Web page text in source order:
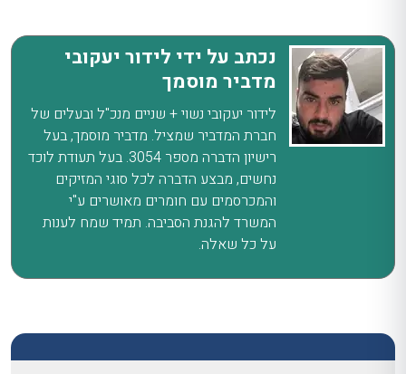
נכתב על ידי לידור יעקובי
מדביר מוסמך
לידור יעקובי נשוי + שניים מנכ"ל ובעלים של
חברת המדביר שמציל. מדביר מוסמך, בעל
רישיון הדברה מספר 3054. בעל תעודת לוכד
נחשים, מבצע הדברה לכל סוגי המזיקים
והמכרסמים עם חומרים מאושרים ע"י
המשרד להגנת הסביבה. תמיד שמח לענות
על כל שאלה.